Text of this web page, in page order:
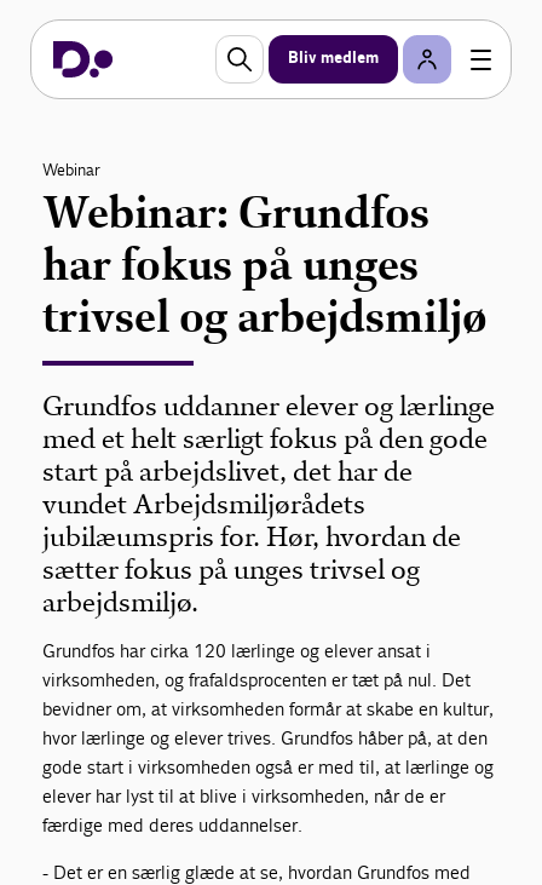
Bliv medlem
Webinar
Webinar: Grundfos
har fokus på unges
trivsel og arbejdsmiljø
Grundfos uddanner elever og lærlinge
med et helt særligt fokus på den gode
start på arbejdslivet, det har de
vundet Arbejdsmiljørådets
jubilæumspris for. Hør, hvordan de
sætter fokus på unges trivsel og
arbejdsmiljø.
Grundfos har cirka 120 lærlinge og elever ansat i
virksomheden, og frafaldsprocenten er tæt på nul. Det
bevidner om, at virksomheden formår at skabe en kultur,
hvor lærlinge og elever trives. Grundfos håber på, at den
gode start i virksomheden også er med til, at lærlinge og
elever har lyst til at blive i virksomheden, når de er
færdige med deres uddannelser.
- Det er en særlig glæde at se, hvordan Grundfos med